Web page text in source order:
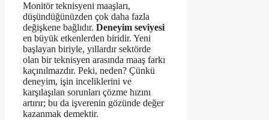
Monitör teknisyeni maaşları,
düşündüğünüzden çok daha fazla
değişkene bağlıdır. Deneyim seviyesi
en büyük etkenlerden biridir. Yeni
başlayan biriyle, yıllardır sektörde
olan bir teknisyen arasında maaş farkı
kaçınılmazdır. Peki, neden? Çünkü
deneyim, işin inceliklerini ve
karşılaşılan sorunları çözme hızını
artırır; bu da işverenin gözünde değer
kazanmak demektir.